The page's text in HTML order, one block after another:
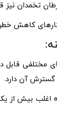
تخمدان نیز
کاهش
مختلفی قابل
آن دارد.
اغلب بیش از